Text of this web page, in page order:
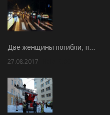
Две женщины погибли, п…
27.08.2017